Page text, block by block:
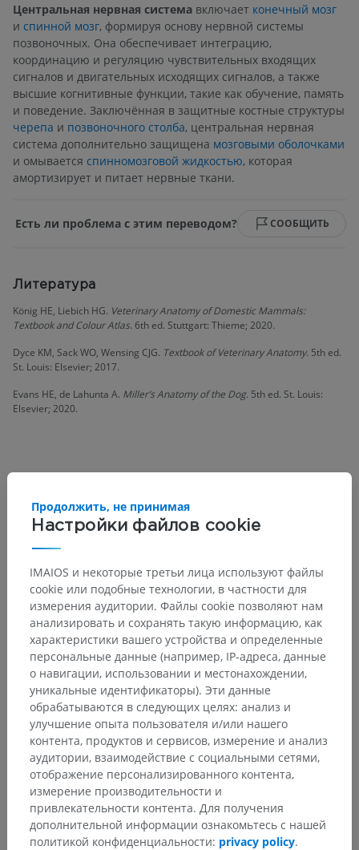
Центральная нервная система включает конечный мозг
и спинной мозг, формируя основу нервной системы
позвоночных. Она обеспечивает интеграцию,
координацию и регуляцию чувствительных входящих
сигналов и двигательных исходящих сигналов, а также
высшие когнитивные функции, такие как обучение, память
и поведение. Заключённая в защитные костные структуры
черепа и позвоночного столба, центральная нервная
система дополнительно защищена мозговыми оболочками
и омывается спинномозговой жидкостью, которая
амортизирует и питает нервные ткани.
Есть ли проблема с этим переводом? СООБЩИТЬ
Литература
König HE, Liebich HG. Veterinary Anatomy of Domestic Mammals:
Textbook and Colour Atlas. 6th ed. Stuttgart: Thieme; 2020.
Dyce KM, Sack WO, Wensing CJG. Textbook of Veterinary Anatomy. 5th ed.
St. Louis: Elsevier; 2017.
Evans HE, de Lahunta A. Miller’s Anatomy of the Dog. 5th ed. St. Louis:
Elsevier; 2020.
Нервная система> Центральная нервная система
Основные структуры:
Спинной мозг
Мозговые оболочки
Головной мозг
Nomina generalia
Ветеринарная гистология
Сравнительная анатомия человека
Настройки файлов cookie
Продолжить, не принимая
IMAIOS и некоторые третьи лица используют файлы
cookie или подобные технологии, в частности для
измерения аудитории. Файлы cookie позволяют нам
анализировать и сохранять такую информацию, как
характеристики вашего устройства и определенные
персональные данные (например, IP-адреса, данные
о навигации, использовании и местонахождении,
уникальные идентификаторы). Эти данные
обрабатываются в следующих целях: анализ и
улучшение опыта пользователя и/или нашего
контента, продуктов и сервисов, измерение и анализ
аудитории, взаимодействие с социальными сетями,
отображение персонализированного контента,
измерение производительности и
привлекательности контента. Для получения
дополнительной информации ознакомьтесь с нашей
политикой конфиденциальности: privacy policy.